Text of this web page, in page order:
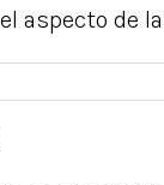
aspecto de